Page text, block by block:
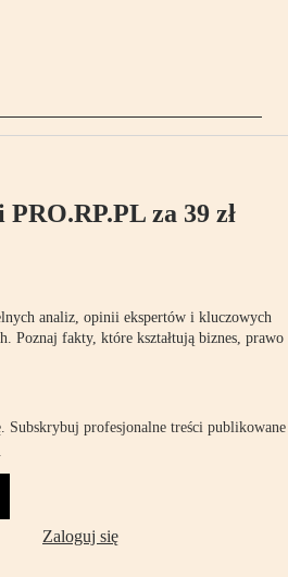
za 39 zł
analiz, opinii ekspertów i kluczowych
Poznaj fakty, które kształtują biznes, prawo
Subskrybuj profesjonalne treści publikowane
Zaloguj się